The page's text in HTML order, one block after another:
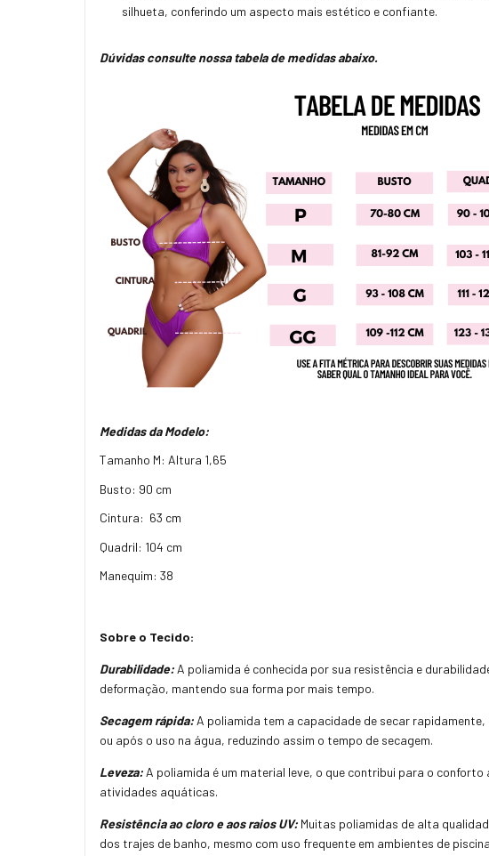
silhueta, conferindo um aspecto mais estético e confiante.
Dúvidas consulte nossa tabela de medidas abaixo.
Medidas da Modelo:
Tamanho M: Altura 1,65
Busto: 90 cm
Cintura: 63 cm
Quadril: 104 cm
Manequim: 38
Sobre o Tecido:
Durabilidade: A poliamida é conhecida por sua resistência e
deformação, mantendo sua forma por mais tempo.
Secagem rápida: A poliamida tem a capacidade de secar
ou após o uso na água, reduzindo assim o tempo de secagem.
Leveza: A poliamida é um material leve, o que contribui para o
atividades aquáticas.
Resistência ao cloro e aos raios UV: Muitas poliamidas de alta
dos trajes de banho, mesmo com uso frequente em ambientes de